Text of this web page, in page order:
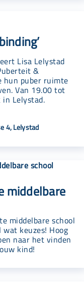
Lisa Lelystad
&
hun puber ruimte
Van 19.00 tot
Lelystad.
4, Lelystad
middelbare
middelbare school
keuzes! Hoog
naar het vinden
kind!